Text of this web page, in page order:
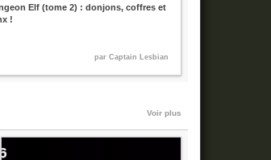
Elf (tome 2) : donjons, coffres et
!
par Captain Lesbian
Voir plus